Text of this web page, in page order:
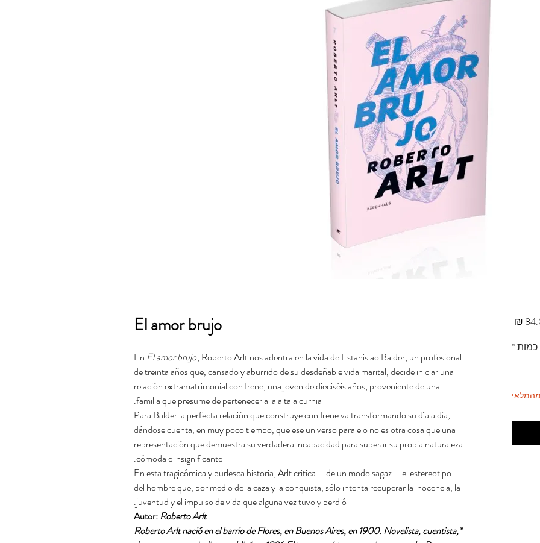
El amor brujo
En El amor brujo, Roberto Arlt nos adentra en la vida de Estanislao Balder, un profesional
de treinta años que, cansado y aburrido de su desdeñable vida marital, decide iniciar una
relación extramatrimonial con Irene, una joven de dieciséis años, proveniente de una
familia que presume de pertenecer a la alta alcurnia.
Para Balder la perfecta relación que construye con Irene va transformando su día a día,
dándose cuenta, en muy poco tiempo, que ese universo paralelo no es otra cosa que una
representación que demuestra su verdadera incapacidad para superar su propia naturaleza
cómoda e insignificante.
En esta tragicómica y burlesca historia, Arlt critica —de un modo sagaz— el estereotipo
del hombre que, por medio de la caza y la conquista, sólo intenta recuperar la inocencia, la
juventud y el impulso de vida que alguna vez tuvo y perdió.
Autor:Roberto Arlt
*Roberto Arlt nació en el barrio de Flores, en Buenos Aires, en 1900. Novelista, cuentista,
כמות*